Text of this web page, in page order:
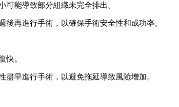
能導致部分組織未完全排出。
再進行手術，以確保手術安全性和成功率。
快。
盡早進行手術，以避免拖延導致風險增加。